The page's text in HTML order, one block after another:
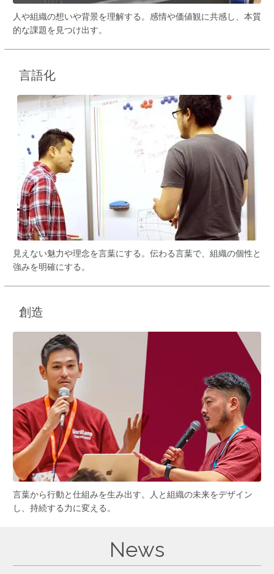
人や組織の想いや背景を理解する。感情や価値観に共感し、本質
的な課題を見つけ出す。
言語化
見えない魅力や理念を言葉にする。伝わる言葉で、組織の個性と
強みを明確にする。
創造
言葉から行動と仕組みを生み出す。人と組織の未来をデザイン
し、持続する力に変える。
News